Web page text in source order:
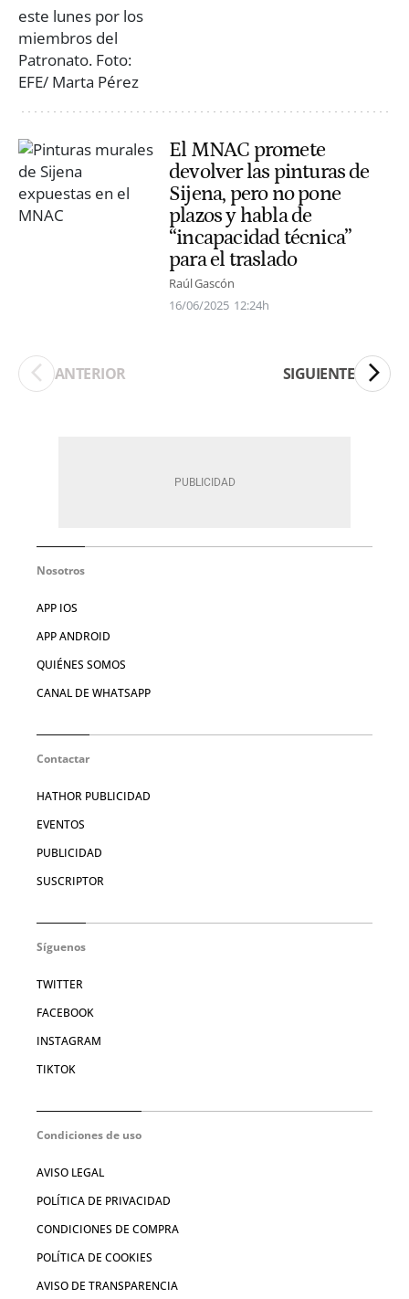
El MNAC promete
devolver las pinturas de
Sijena, pero no pone
plazos y habla de
“incapacidad técnica”
para el traslado
Raúl Gascón
16/06/2025 12:24h
ANTERIOR SIGUIENTE
Nosotros
APP IOS
APP ANDROID
QUIÉNES SOMOS
CANAL DE WHATSAPP
Contactar
HATHOR PUBLICIDAD
EVENTOS
PUBLICIDAD
SUSCRIPTOR
Síguenos
TWITTER
FACEBOOK
INSTAGRAM
TIKTOK
Condiciones de uso
AVISO LEGAL
POLÍTICA DE PRIVACIDAD
CONDICIONES DE COMPRA
POLÍTICA DE COOKIES
AVISO DE TRANSPARENCIA